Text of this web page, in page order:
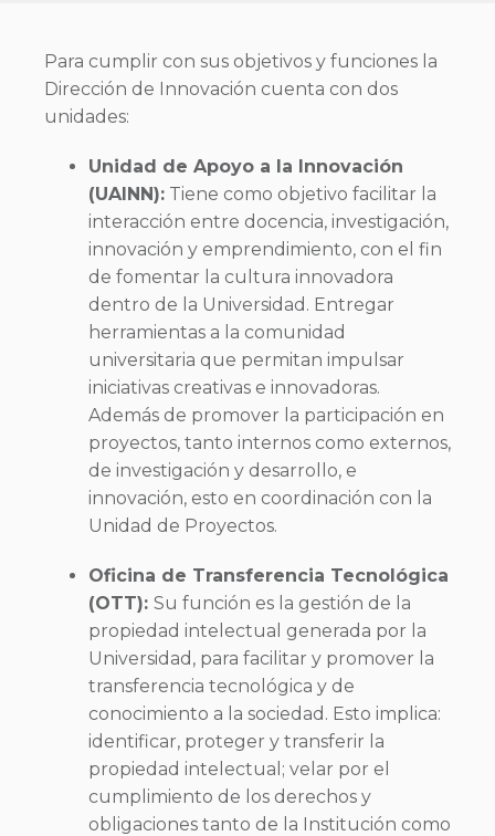
Para cumplir con sus objetivos y funciones la
Dirección de Innovación cuenta con dos
unidades:
Unidad de Apoyo a la Innovación
(UAINN): Tiene como objetivo facilitar la
interacción entre docencia, investigación,
innovación y emprendimiento, con el fin
de fomentar la cultura innovadora
dentro de la Universidad. Entregar
herramientas a la comunidad
universitaria que permitan impulsar
iniciativas creativas e innovadoras.
Además de promover la participación en
proyectos, tanto internos como externos,
de investigación y desarrollo, e
innovación, esto en coordinación con la
Unidad de Proyectos.
Oficina de Transferencia Tecnológica
(OTT): Su función es la gestión de la
propiedad intelectual generada por la
Universidad, para facilitar y promover la
transferencia tecnológica y de
conocimiento a la sociedad. Esto implica:
identificar, proteger y transferir la
propiedad intelectual; velar por el
cumplimiento de los derechos y
obligaciones tanto de la Institución como